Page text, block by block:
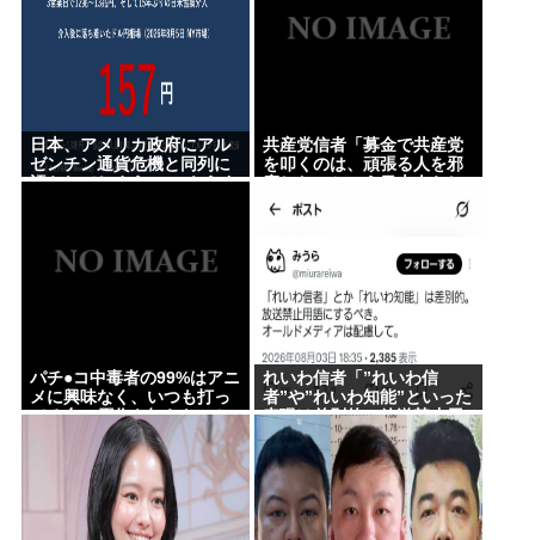
日本、アメリカ政府にアル
ゼンチン通貨危機と同列に
語られてしまうwwwもうす
共産党信者「募金で共産党
を叩くのは、頑張る人を邪
い薄暗い欲望のせい」
パチ●コ中毒者の99%はアニ
メに興味なく、いつも打っ
てる台の原作も知らないと
いう不都合な真実
れいわ信者「”れいわ信
者”や”れいわ知能”といった
表現は差別的。放送禁止用
語にするべき」